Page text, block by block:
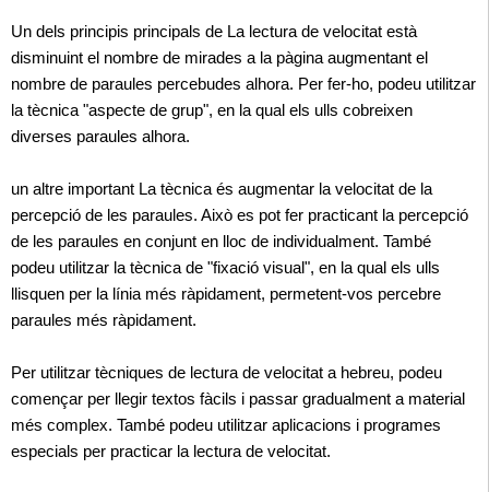
Un dels principis principals de La lectura de velocitat està
disminuint el nombre de mirades a la pàgina augmentant el
nombre de paraules percebudes alhora. Per fer-ho, podeu utilitzar
la tècnica "aspecte de grup", en la qual els ulls cobreixen
diverses paraules alhora.
un altre important La tècnica és augmentar la velocitat de la
percepció de les paraules. Això es pot fer practicant la percepció
de les paraules en conjunt en lloc de individualment. També
podeu utilitzar la tècnica de "fixació visual", en la qual els ulls
llisquen per la línia més ràpidament, permetent-vos percebre
paraules més ràpidament.
Per utilitzar tècniques de lectura de velocitat a hebreu, podeu
començar per llegir textos fàcils i passar gradualment a material
més complex. També podeu utilitzar aplicacions i programes
especials per practicar la lectura de velocitat.